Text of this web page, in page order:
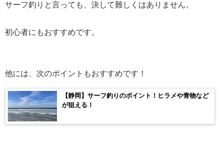
サーフ釣りと言っても、決して難しくはありません。
初心者にもおすすめです。
他には、次のポイントもおすすめです！
【静岡】サーフ釣りのポイント！ヒラメや青物など
が狙える！